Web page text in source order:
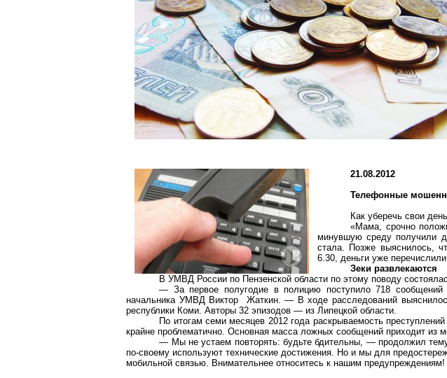
21.08.2012
Телефонные
Как уберечь свои
«Мама, срочно
минувшую среду получили
стала. Позже выяснилось,
6.30, деньги уже
Зеки развлекаются
В УМВД России по Пензенской области по этому поводу
— За первое полугодие в полицию поступило 718
начальника УМВД Виктор Жаткин. — В ходе расследований
республики Коми. Авторы 32 эпизодов — из Липецкой области.
По итогам семи месяцев 2012 года раскрываемость
крайне проблематично. Основная масса ложных сообщений приходит из
— Мы не устаем повторять: будьте бдительны, — продолжил
по-своему используют технические достижения. Но и мы для
мобильной связью. Внимательнее относитесь к нашим предупреждениям!